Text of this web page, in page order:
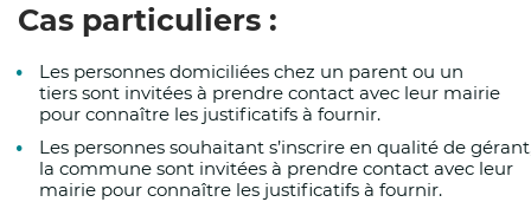
Communiquer auprès de la population sur
les lieux de fraîcheur disponibles (espaces
Cas particuliers :
Les personnes domiciliées chez un parent ou un
tiers sont invitées à prendre contact avec leur mairie
pour connaître les justificatifs à fournir.
Les personnes souhaitant s’inscrire en qualité de
la commune sont invitées à prendre contact avec leur
mairie pour connaître les justificatifs à fournir.